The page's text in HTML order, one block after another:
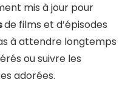
mis à jour pour
de films et d’épisodes
à attendre longtemps
ou suivre les
adorées.